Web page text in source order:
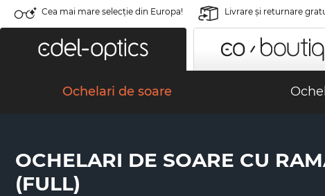
Cea mai mare selecție din Europa! Livrare şi returnare
Ochelari de soare
OCHELARI DE SOARE CU
(FULL)